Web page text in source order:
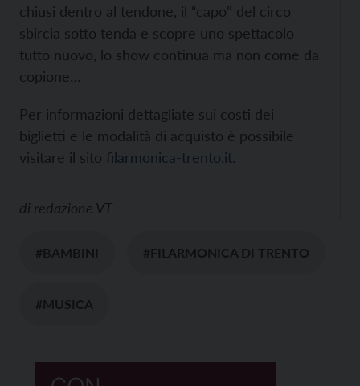
chiusi dentro al tendone, il “capo” del circo
sbircia sotto tenda e scopre uno spettacolo
tutto nuovo, lo show continua ma non come da
copione…
Per informazioni dettagliate sui costi dei
biglietti e le modalità di acquisto è possibile
visitare il sito filarmonica-trento.it.
di redazione VT
#BAMBINI #FILARMONICA DI TRENTO
#MUSICA